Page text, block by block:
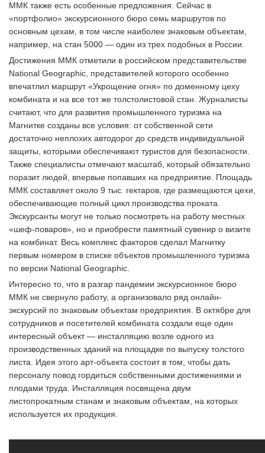
ММК также есть особенные предложения. Сейчас в
«портфолио» экскурсионного бюро семь маршрутов по
основным цехам, в том числе наиболее знаковым объектам,
например, на стан 5000 — один из трех подобных в России.
Достижения ММК отметили в российском представительстве
National Geographic, представителей которого особенно
впечатлил маршрут «Укрощение огня» по доменному цеху
комбината и на все тот же толстолистовой стан. Журналисты
считают, что для развития промышленного туризма на
Магнитке созданы все условия: от собственной сети
достаточно неплохих автодорог до средств индивидуальной
защиты, которыми обеспечивают туристов для безопасности.
Также специалисты отмечают масштаб, который обязательно
поразит людей, впервые попавших на предприятие. Площадь
ММК составляет около 9 тыс. гектаров, где размещаются цехи,
обеспечивающие полный цикл производства проката.
Экскурсанты могут не только посмотреть на работу местных
«шеф-поваров», но и приобрести памятный сувенир о визите
на комбинат. Весь комплекс факторов сделал Магнитку
первым номером в списке объектов промышленного туризма
по версии National Geographic.
Интересно то, что в разгар пандемии экскурсионное бюро
ММК не свернуло работу, а организовало ряд онлайн-
экскурсий по знаковым объектам предприятия. В октябре для
сотрудников и посетителей комбината создали еще один
интересный объект — инсталляцию возле одного из
производственных зданий на площадке по выпуску толстого
листа. Идея этого арт-объекта состоит в том, чтобы дать
персоналу повод гордиться собственными достижениями и
плодами труда. Инсталляция посвящена двум
листопрокатным станам и знаковым объектам, на которых
используется их продукция.